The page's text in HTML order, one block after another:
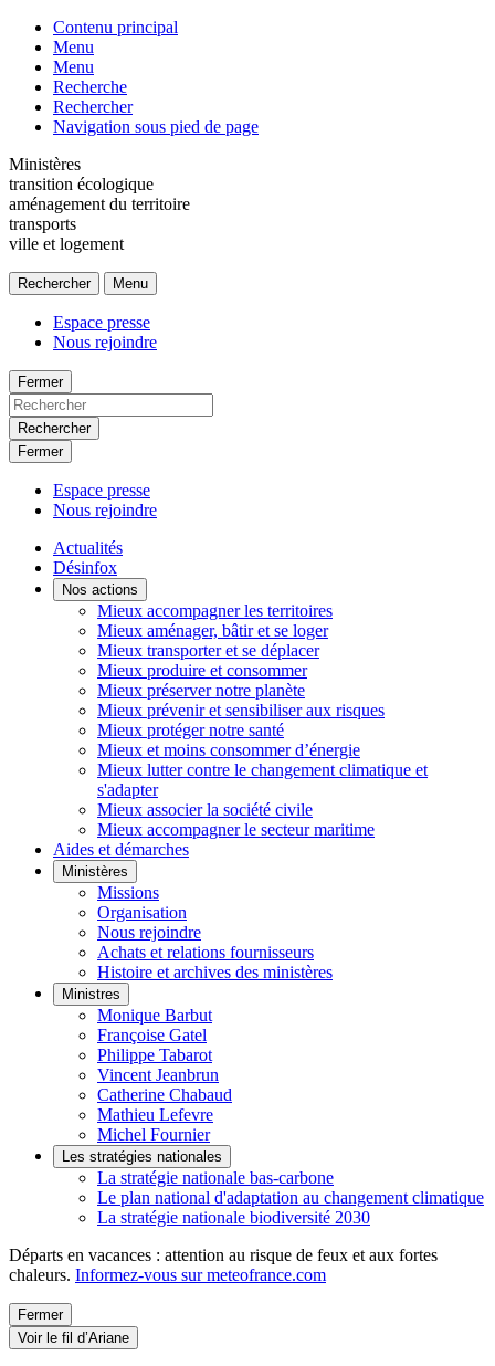
Contenu principal
Menu
Menu
Recherche
Rechercher
Navigation sous pied de page
Ministères
transition écologique
aménagement du territoire
transports
ville et logement
Rechercher Menu
Espace presse
Nous rejoindre
Fermer
Rechercher
Fermer
Espace presse
Nous rejoindre
Actualités
Désinfox
Nos actions
Mieux accompagner les territoires
Mieux aménager, bâtir et se loger
Mieux transporter et se déplacer
Mieux produire et consommer
Mieux préserver notre planète
Mieux prévenir et sensibiliser aux risques
Mieux protéger notre santé
Mieux et moins consommer d’énergie
Mieux lutter contre le changement climatique et
s'adapter
Mieux associer la société civile
Mieux accompagner le secteur maritime
Aides et démarches
Ministères
Missions
Organisation
Nous rejoindre
Achats et relations fournisseurs
Histoire et archives des ministères
Ministres
Monique Barbut
Françoise Gatel
Philippe Tabarot
Vincent Jeanbrun
Catherine Chabaud
Mathieu Lefevre
Michel Fournier
Les stratégies nationales
La stratégie nationale bas-carbone
Le plan national d'adaptation au changement climatique
La stratégie nationale biodiversité 2030
Départs en vacances : attention au risque de feux et aux fortes
chaleurs. Informez-vous sur meteofrance.com
Fermer
Voir le fil d’Ariane